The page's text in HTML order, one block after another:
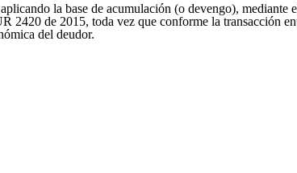
la base de acumulación (o devengo),
2420 de 2015, toda vez que conforme la transacción
del deudor.